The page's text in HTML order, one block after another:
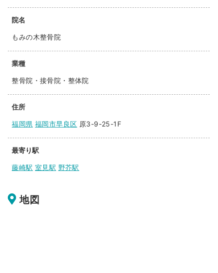
院名
もみの木整骨院
業種
整骨院・接骨院・整体院
住所
福岡県 福岡市早良区 原3-9-25-1F
最寄り駅
藤崎駅 室見駅 野芥駅
地図